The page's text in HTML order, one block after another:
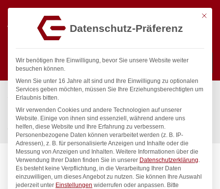
Suchen
Start / Gastronomiebedarf & Gastro Geräte für Profis
Küchenartikel
Gastronormbehälter
/
Behälter GN 2/3 perforiert, HENDI, Profi Line, GN 2/3, 3L,
(H)40mm
Mit
Datenschutz-Präferenz
Wir benötigen Ihre Einwilligung, bevor Sie unsere Website weiter
besuchen können.
Wenn Sie unter 16 Jahre alt sind und Ihre Einwilligung zu optionalen
Services geben möchten, müssen Sie Ihre Erziehungsberechtigten um
Erlaubnis bitten.
Wir verwenden Cookies und andere Technologien auf unserer
Website. Einige von ihnen sind essenziell, während andere uns
helfen, diese Website und Ihre Erfahrung zu verbessern.
Personenbezogene Daten können verarbeitet werden (z. B. IP-
Adressen), z. B. für personalisierte Anzeigen und Inhalte oder die
Messung von Anzeigen und Inhalten. Weitere Informationen über die
Verwendung Ihrer Daten finden Sie in unserer Datenschutzerklärung.
Es besteht keine Verpflichtung, in die Verarbeitung Ihrer Daten
einzuwilligen, um dieses Angebot zu nutzen. Sie können Ihre Auswahl
jederzeit unter Einstellungen widerrufen oder anpassen. Bitte